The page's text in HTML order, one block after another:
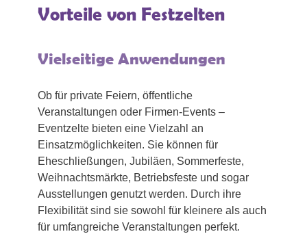
Vorteile von Festzelten
Vielseitige Anwendungen
Ob für private Feiern, öffentliche
Veranstaltungen oder Firmen-Events –
Eventzelte bieten eine Vielzahl an
Einsatzmöglichkeiten. Sie können für
Eheschließungen, Jubiläen, Sommerfeste,
Weihnachtsmärkte, Betriebsfeste und sogar
Ausstellungen genutzt werden. Durch ihre
Flexibilität sind sie sowohl für kleinere als auch
für umfangreiche Veranstaltungen perfekt.